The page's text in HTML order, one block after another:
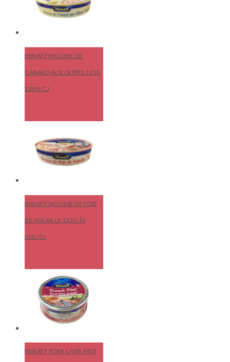
HENAFF MOUSSE DE
CANARD AUX OLIVES 115G
12UN/CJ
HENAFF MOUSSE DE FOIE
DE VOLAILLE 113G 12
UNI./CJ
HENAFF PORK LIVER PATE